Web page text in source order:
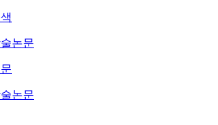
논문
논문